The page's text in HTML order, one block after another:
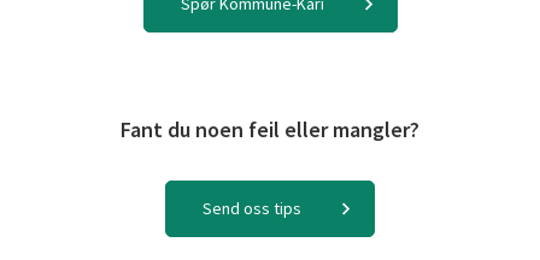
Fant du noen feil eller mangler?
Send oss tips